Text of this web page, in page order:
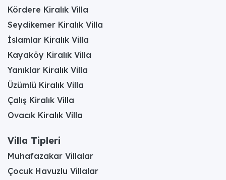
Kördere Kiralık Villa
Seydikemer Kiralık Villa
İslamlar Kiralık Villa
Kayaköy Kiralık Villa
Yanıklar Kiralık Villa
Üzümlü Kiralık Villa
Çalış Kiralık Villa
Ovacık Kiralık Villa
Villa Tipleri
Muhafazakar Villalar
Çocuk Havuzlu Villalar